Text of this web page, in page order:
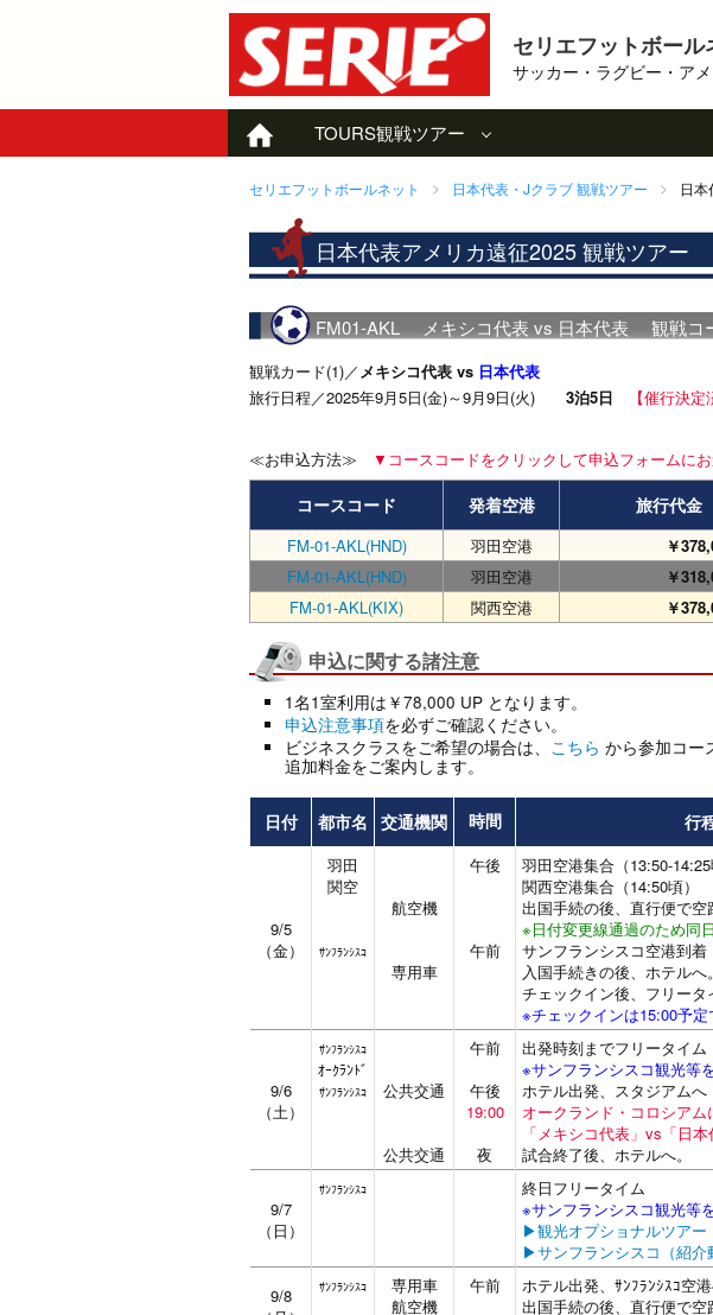
セリエフットボール
サッカー・ラグビー・ア
TOURS観戦ツアー
セリエフットボールネット 日本代表・Jクラブ 観戦ツアー 日
日本代表アメリカ遠征2025 観戦ツアー
FM01-AKL メキシコ代表 vs 日本代表 観戦コ
観戦カード(1)／ メキシコ代表 vs 日本代表
旅行日程／2025年9月5日(金)～9月9日(火) 3泊5日 【催行決定
≪お申込方法≫ ▼コースコードをクリックして申込フォームにお
コースコード 発着空港 旅行代金
FM-01-AKL(HND) 羽田空港 ￥
FM-01-AKL(HND)
羽田空港 ￥
FM-01-AKL(KIX)
関西空港 ￥
申込に関する諸注意
1名1室利用は￥78,000 UP となります。
申込注意事項を必ずご確認ください。
ビジネスクラスをご希望の場合は、
こちら から参加コー
追加料金をご案内します。
日付 都市名 交通機関 時間 行
9/5
（金）
羽田
関空
ｻﾝﾌﾗﾝｼｽｺ
航空機
専用車
午後
午前
羽田空港集合（13:50-14:25
関西空港集合（14:50頃）
出国手続の後、直行便で
※日付変更線通過のため同
サンフランシスコ空港到着
入国手続きの後、ホテルへ。
チェックイン後、フリータ
※チェックインは15:00予定
9/6
（土）
ｻﾝﾌﾗﾝｼｽｺ
ｵｰｸﾗﾝﾄﾞ
ｻﾝﾌﾗﾝｼｽｺ 公共交通
公共交通
午前
午後
19:00
夜
出発時刻までフリータイム
※サンフランシスコ観光等
ホテル出発、スタジアムへ
オークランド・コロシアム
「メキシコ代表」vs「日
試合終了後、ホテルへ。
9/7
（日）
ｻﾝﾌﾗﾝｼｽｺ
終日フリータイム
※サンフランシスコ観光等
▶観光オプショナルツアー
▶サンフランシスコ（紹介
9/8
ｻﾝﾌﾗﾝｼｽｺ
専用車
航空機
午前
ホテル出発、ｻﾝﾌﾗﾝｼｽｺ空
出国手続の後、直行便で空